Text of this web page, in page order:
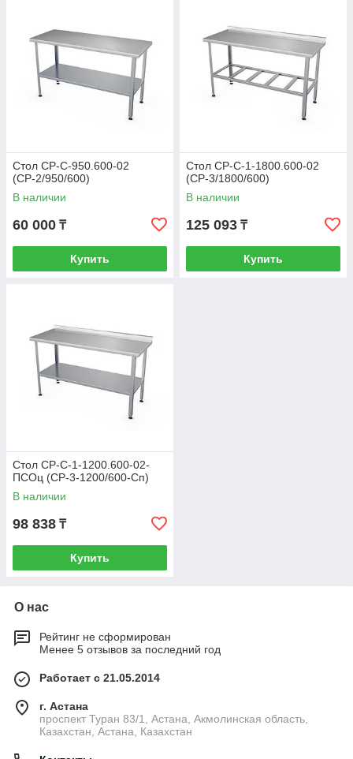
Стол СР-С-950.600-02
(СР-2/950/600)
В наличии
60 000 ₸
Купить
Стол СР-С-1-1800.600-02
(СР-3/1800/600)
В наличии
125 093 ₸
Купить
Стол СР-С-1-1200.600-02-
ПСОц (СР-3-1200/600-Сп)
В наличии
98 838 ₸
Купить
О нас
Рейтинг не сформирован
Менее 5 отзывов за последний год
Работает с 21.05.2014
г. Астана
проспект Туран 83/1, Астана, Акмолинская область,
Казахстан, Астана, Казахстан